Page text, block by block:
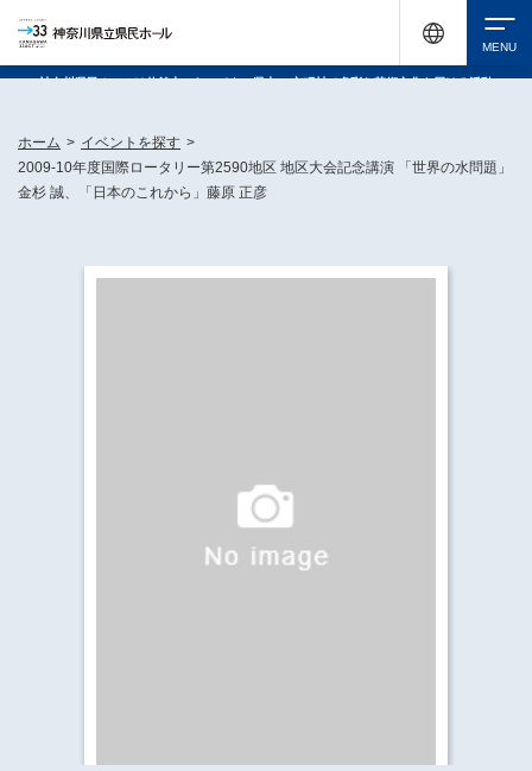
神奈川県民ホールは休館中においても、県内33市町村で多彩な芸術文化を届ける活動
ホーム > イベントを探す >
2009-10年度国際ロータリー第2590地区 地区大会記念講演 「世界の水問題」
金杉 誠、「日本のこれから」藤原 正彦